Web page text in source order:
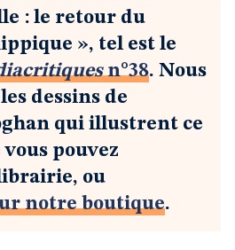
: le retour du
», tel est le
n°38. Nous
dessins de
qui illustrent ce
pouvez
ou
notre boutique.